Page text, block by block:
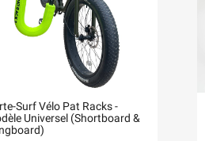
Surf Vélo Pat Racks -
Universel (Shortboard &